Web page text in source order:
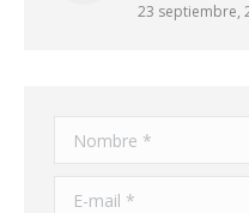
23 septiembre,
Nombre *
E-mail *